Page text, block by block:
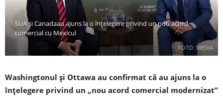
FOTO: MEDIA
SUA și Canadaau ajuns la o înţelegere privind un nou acord
comercial cu Mexicul
Washingtonul şi Ottawa au confirmat că au ajuns la o
înţelegere privind un „nou acord comercial modernizat”